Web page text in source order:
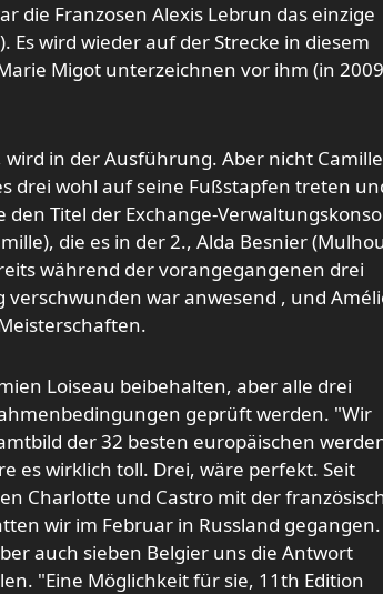
die Franzosen Alexis Lebrun das einzige
Es wird wieder auf der Strecke in diesem
Migot unterzeichnen vor ihm (in 2009
wird in der Ausführung. Aber nicht Camille
drei wohl auf seine Fußstapfen treten
Titel der Exchange-Verwaltu
die es in der 2., Alda Besnier
während der vorangegangenen drei
war anwesend , und
Loiseau beibehalten, aber alle drei
geprüft werden. "Wir
der 32 besten europäischen
es wirklich toll. Drei, wäre perfekt. Seit
Charlotte und Castro mit der
wir im Februar in Russland gegangen.
auch sieben Belgier uns die Antwort
"Eine Möglichkeit für sie, 11th Edition